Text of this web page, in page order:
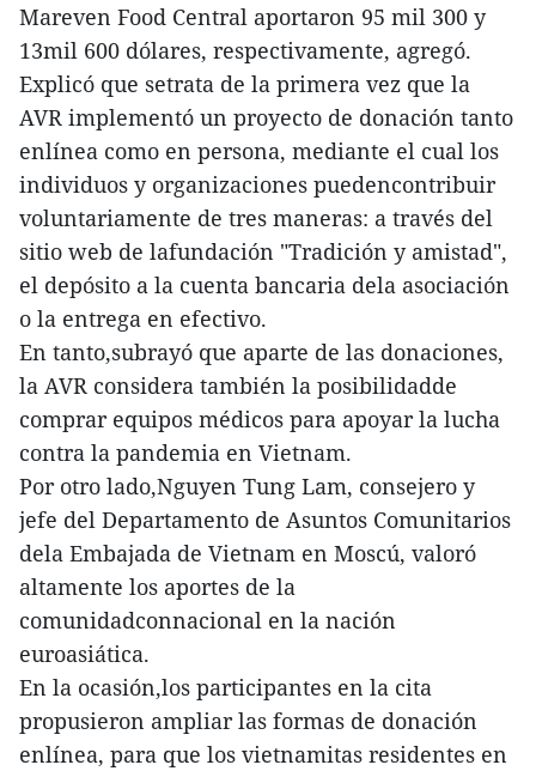
Mareven Food Central aportaron 95 mil 300 y
13mil 600 dólares, respectivamente, agregó.
Explicó que setrata de la primera vez que la
AVR implementó un proyecto de donación tanto
enlínea como en persona, mediante el cual los
individuos y organizaciones puedencontribuir
voluntariamente de tres maneras: a través del
sitio web de lafundación "Tradición y amistad",
el depósito a la cuenta bancaria dela asociación
o la entrega en efectivo.
En tanto,subrayó que aparte de las donaciones,
la AVR considera también la posibilidadde
comprar equipos médicos para apoyar la lucha
contra la pandemia en Vietnam.
Por otro lado,Nguyen Tung Lam, consejero y
jefe del Departamento de Asuntos Comunitarios
dela Embajada de Vietnam en Moscú, valoró
altamente los aportes de la
comunidadconnacional en la nación
euroasiática.
En la ocasión,los participantes en la cita
propusieron ampliar las formas de donación
enlínea, para que los vietnamitas residentes en